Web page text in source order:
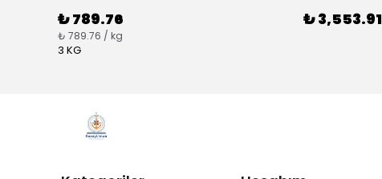
₺ 789.76
₺ 789.76 / kg
3 KG
₺ 3,553.91